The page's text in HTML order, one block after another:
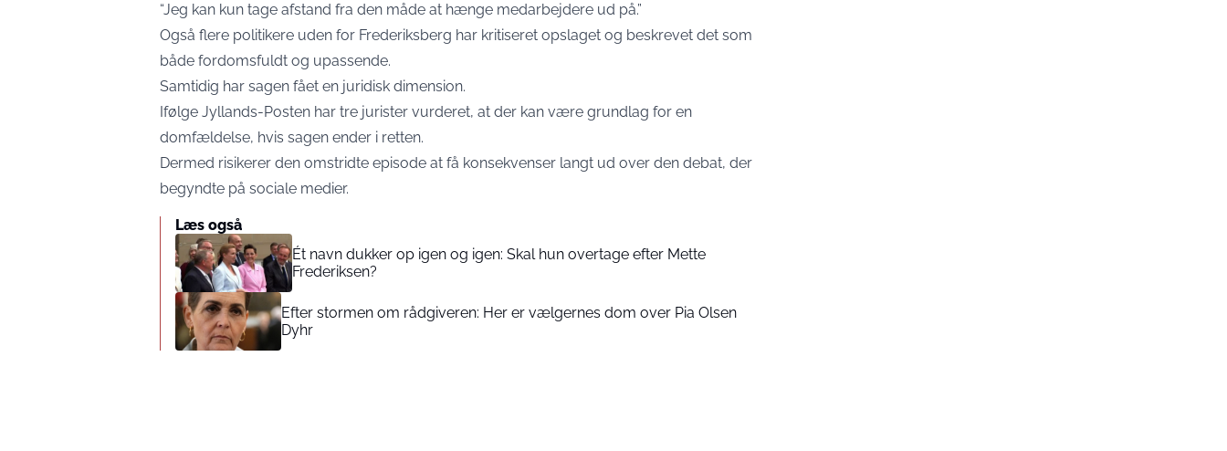
“Jeg kan kun tage afstand fra den måde at hænge medarbejdere ud på.”
Også flere politikere uden for Frederiksberg har kritiseret opslaget og beskrevet det som
både fordomsfuldt og upassende.
Samtidig har sagen fået en juridisk dimension.
Ifølge Jyllands-Posten har tre jurister vurderet, at der kan være grundlag for en
domfældelse, hvis sagen ender i retten.
Dermed risikerer den omstridte episode at få konsekvenser langt ud over den debat, der
begyndte på sociale medier.
Læs også
Ét navn dukker op igen og igen: Skal hun overtage efter Mette
Frederiksen?
Efter stormen om rådgiveren: Her er vælgernes dom over Pia Olsen
Dyhr